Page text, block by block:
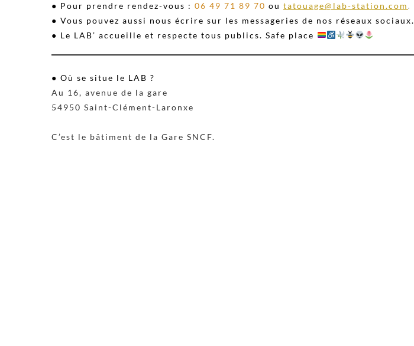
● Pour prendre rendez-vous : 06 49 71 89 70 ou tatouage@lab-station.com.
● Vous pouvez aussi nous écrire sur les messageries de nos réseaux sociaux.
● Le LAB’ accueille et respecte tous publics. Safe place
● Où se situe le LAB ?
Au 16, avenue de la gare
54950 Saint-Clément-Laronxe
C’est le bâtiment de la Gare SNCF.